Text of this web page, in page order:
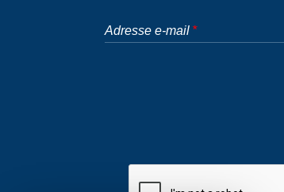
Adresse e-mail